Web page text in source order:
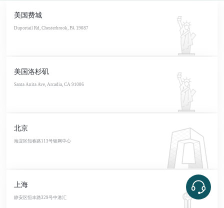
美国费城
Duportail Rd, Chesterbrook, PA 19087
美国洛杉矶
Santa Anita Ave, Arcadia, CA 91006
北京
海淀区知春路113号银网中心
上海
静安区恒丰路329号中港汇